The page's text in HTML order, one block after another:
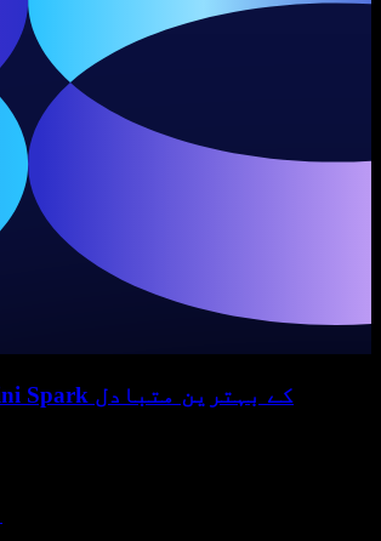
2026 میں Gemini Spark کے بہترین متبادل